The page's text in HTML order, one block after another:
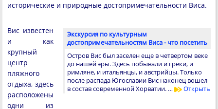
исторические и природные достопримечательности Виса.
Экскурсия по культурным
достопримечательностям Виса - что посетить
Остров Вис был заселен еще в четвертом веке
до нашей эры. Здесь побывали и греки, и
римляне, и итальянцы, и австрийцы. Только
после распада Югославии Вис наконец вошел
в состав современной Хорватии. …
Открыть
Вис известен
и как
крупный
центр
пляжного
отдыха, здесь
расположены
одни из